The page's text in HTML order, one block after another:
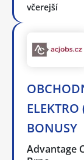
včerejší
BONUSY
Advantage